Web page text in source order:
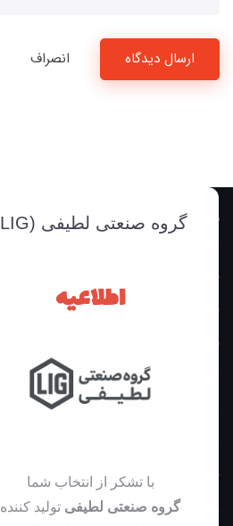
ارسال دیدگاه انصراف
گروه صنعتی لطیفی (LIG)
اطلاعیه
با تشکر از انتخاب شما
گروه صنعتی لطیفی تولید کننده
دسترسی سریع
خانه
فروشگاه محصولات
درباره ما
فرم سفارشات تولید
وبلاگ آموزشی